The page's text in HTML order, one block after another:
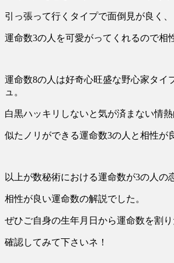
引っ張って行くタイプで面倒見が良く、
運命数3の人を可愛がってくれるので相
運命数8の人は好奇心旺盛な野心家タイ
ュ。
白黒ハッキリしないと気が済まない情熱
似たノリができる運命数3の人と相性が
以上が数秘術における運命数が3の人の
相性が良い運命数の解説でした。
ぜひご自身の生年月日から運命数を割り
確認してみて下さいネ！